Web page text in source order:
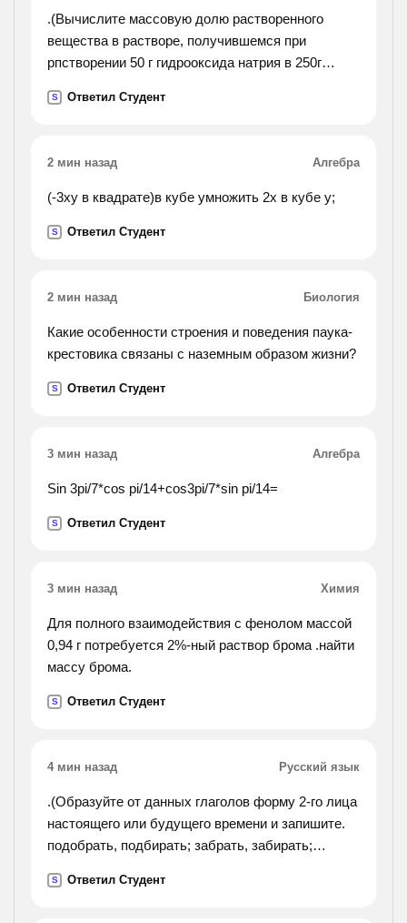
.(Вычислите массовую долю растворенного
вещества в растворе, получившемся при
рпстворении 50 г гидрооксида натрия в 250г
S Ответил Студент
2 мин назад Алгебра
(-3ху в квадрате)в кубе умножить 2х в кубе у;
S Ответил Студент
2 мин назад Биология
Какие особенности строения и поведения паука-
крестовика связаны с наземным образом жизни?
S Ответил Студент
3 мин назад Алгебра
Sin 3pi/7*cos pi/14+cos3pi/7*sin pi/14=
S Ответил Студент
3 мин назад Химия
Для полного взаимодействия с фенолом массой
0,94 г потребуется 2%-ный раствор брома .найти
массу брома.
S Ответил Студент
4 мин назад Русский язык
.(Образуйте от данных глаголов форму 2-го лица
настоящего или будущего времени и запишите.
подобрать, подбирать; забрать, забирать;
отпирать; натереть, натирать. !).
S Ответил Студент